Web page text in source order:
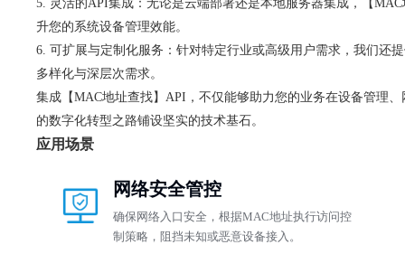
5. 灵活的API集成：无论是云端部署还是本地服务器集成，【
升您的系统设备管理效能。
6. 可扩展与定制化服务：针对特定行业或高级用户需求，我们还
多样化与深层次需求。
集成【MAC地址查找】API，不仅能够助力您的业务在设备管理
的数字化转型之路铺设坚实的技术基石。
应用场景
网络安全管控
确保网络入口安全，根据MAC地址执行访问控
制策略，阻挡未知或恶意设备接入。